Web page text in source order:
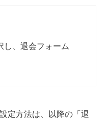
し、退会フォーム
定方法は、以降の「退